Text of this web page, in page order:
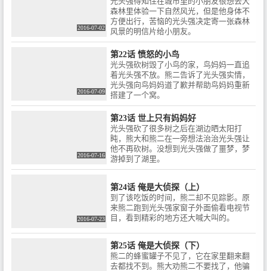
2016-07-02
森林里体验一下自然风光，但是他身体不
方便出行，苦恼的光头强决定寄一张森林
风景的明信片给小朋友。
2016-07-09
第22话 愤怒的小鸟
光头强砍树毁了小鸟的家，鸟妈妈一直追
着光头强不放。熊二告诉了光头强实情，
光头强向鸟妈妈道了歉并帮助鸟妈妈重新
搭建了一个窝。
2016-07-16
第23话 世上只有妈妈好
光头强砍了很多树之后在湖边晒太阳打
盹，熊大和熊二在一旁想法治治光头强让
他不再砍树。没想到光头强做了噩梦，梦
游掉到了湖里。
2016-07-23
第24话 俺是大侦探（上）
到了该吃饭的时间，熊二却不见踪影。原
来熊二跑到光头强家窗子外面偷看电视节
目，看到精彩的地方还大喊大叫的。
第25话 俺是大侦探（下）
熊二的蜂蜜罐子不见了，它在家里翻来翻
去都找不到。熊大劝熊二不要找了，他骗